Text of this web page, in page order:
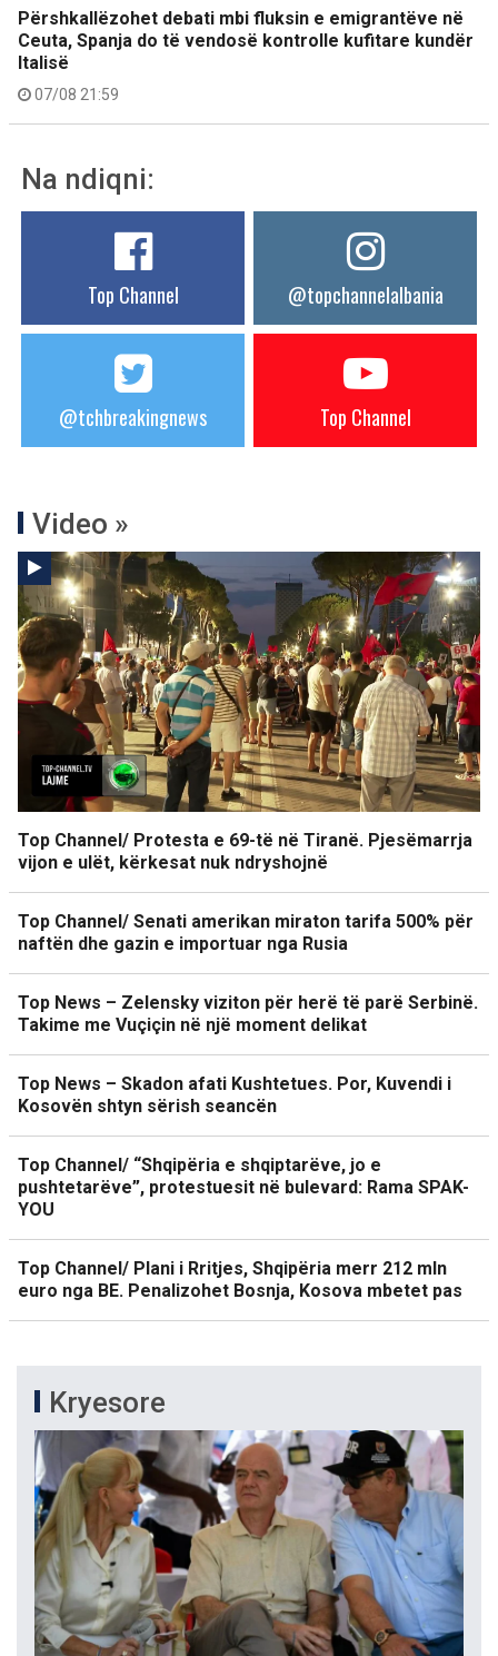
Përshkallëzohet debati mbi fluksin e emigrantëve në
Ceuta, Spanja do të vendosë kontrolle kufitare kundër
Italisë
07/08 21:59
Na ndiqni:
Top Channel @topchannelalbania
@tchbreakingnews Top Channel
Video »
Top Channel/ Protesta e 69-të në Tiranë. Pjesëmarrja
vijon e ulët, kërkesat nuk ndryshojnë
Top Channel/ Senati amerikan miraton tarifa 500% për
naftën dhe gazin e importuar nga Rusia
Top News – Zelensky viziton për herë të parë Serbinë.
Takime me Vuçiçin në një moment delikat
Top News – Skadon afati Kushtetues. Por, Kuvendi i
Kosovën shtyn sërish seancën
Top Channel/ “Shqipëria e shqiptarëve, jo e
pushtetarëve”, protestuesit në bulevard: Rama SPAK-
YOU
Top Channel/ Plani i Rritjes, Shqipëria merr 212 mln
euro nga BE. Penalizohet Bosnja, Kosova mbetet pas
Kryesore